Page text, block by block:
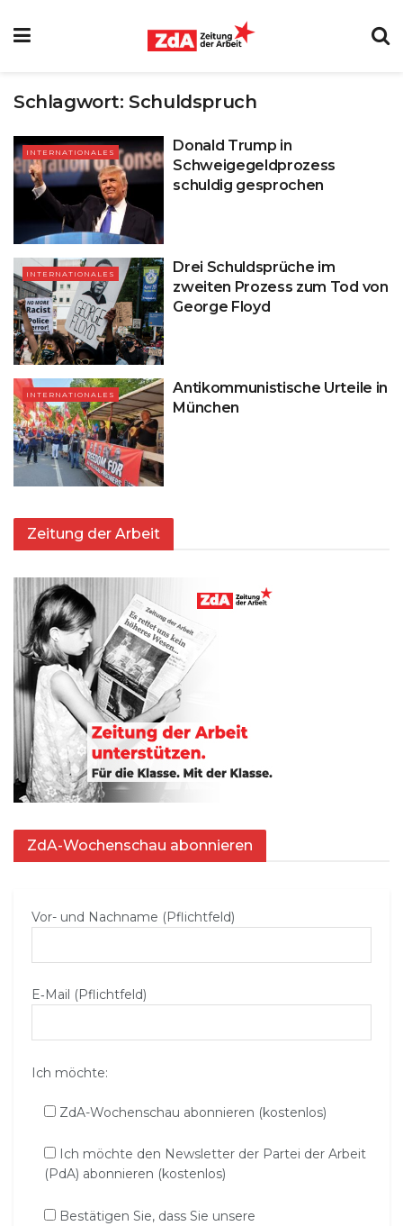
Schlagwort: Schuldspruch
INTERNATIONALES
Donald Trump in
Schweigegeldprozess
schuldig gesprochen
INTERNATIONALES
Drei Schuldsprüche im
zweiten Prozess zum Tod von
George Floyd
INTERNATIONALES
Antikommunistische Urteile in
München
Zeitung der Arbeit
ZdA-Wochenschau abonnieren
Vor- und Nachname (Pflichtfeld)
E‑Mail (Pflichtfeld)
Ich möchte:
ZdA-Wochenschau abonnieren (kostenlos)
Ich möchte den Newsletter der Partei der Arbeit
(PdA) abonnieren (kostenlos)
Bestätigen Sie, dass Sie unsere